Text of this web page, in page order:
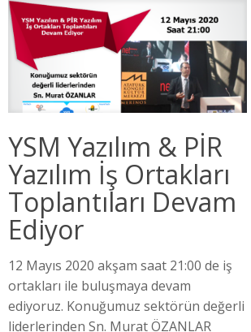
YSM Yazılım & PİR
Yazılım İş Ortakları
Toplantıları Devam
Ediyor
12 Mayıs 2020 akşam saat 21:00 de iş
ortakları ile buluşmaya devam
ediyoruz. Konuğumuz sektörün değerli
liderlerinden Sn. Murat ÖZANLAR